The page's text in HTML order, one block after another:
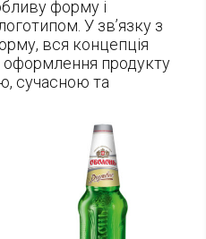
форму і
У зв’язку з
вся концепція
оформлення продукту
сучасною та